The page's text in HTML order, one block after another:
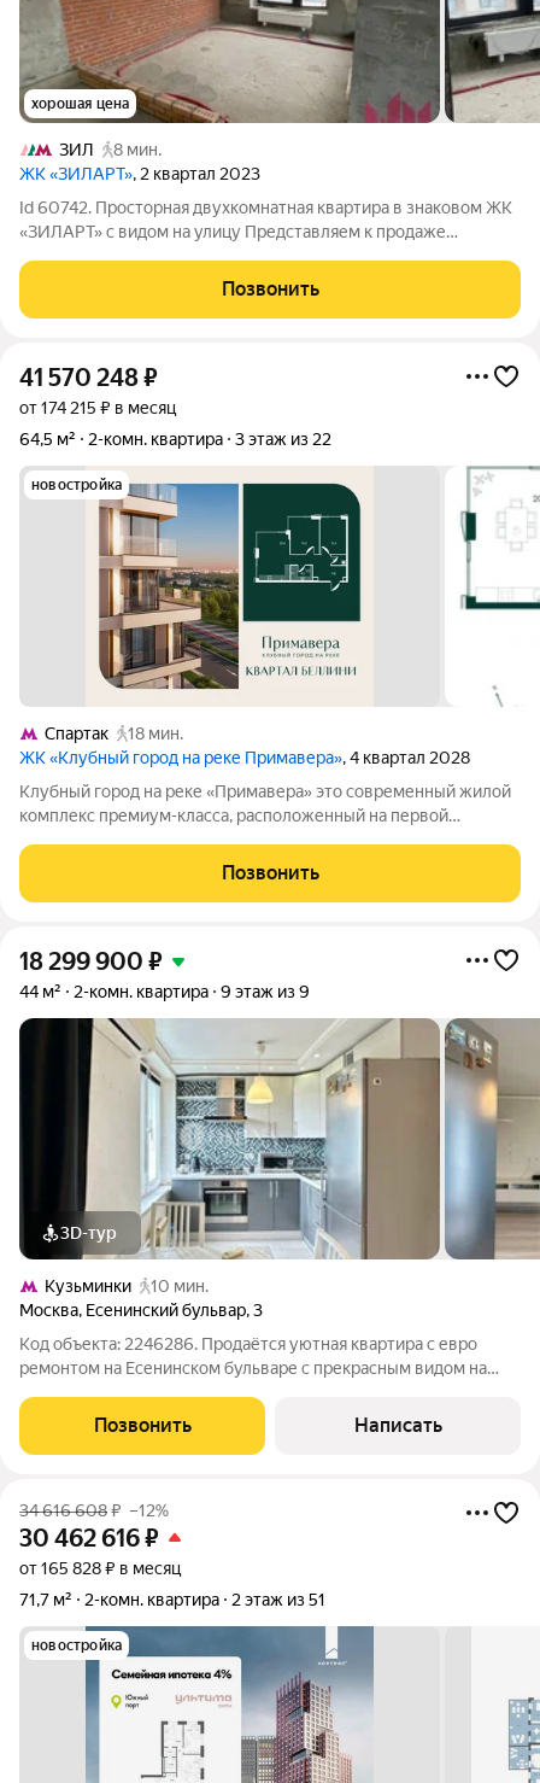
хорошая цена
ЗИЛ
8 мин.
ЖК «ЗИЛАРТ», 2 квартал 2023
Id 60742. Просторная двухкомнатная квартира в знаковом ЖК
«ЗИЛАРТ» с видом на улицу Представляем к продаже
одном из самых технологичных жилых комплексов Москвы.
Объект расположен в доме 2023
Позвонить
41 570 248₽
от 174 215 ₽ в месяц
64,5 м²
2-комн. квартира 3 этаж из 22
новостройка
Спартак
18 мин.
ЖК «Клубный город на реке Примавера», 4 квартал 2028
Клубный город на реке «Примавера» это современный жилой
комплекс премиум-класса, расположенный на первой
Покровское-Стрешнево. Под панорамными окнами квартир
находится собственный экопарк с
Позвонить
18 299 900 ₽
44 м² 2-комн. квартира 9 этаж из 9
3D-тур
Кузьминки
10 мин.
Москва, Есенинский бульвар,3
Код объекта: 2246286. Продаётся уютная квартира с евро
ремонтом на Есенинском бульваре с прекрасным видом на
окон и застеклённого балкона открывается красивый вид на
территорию, утопающую в
Позвонить Написать
34 616 608₽ –12%
30 462 616₽
от 165 828 ₽ в месяц
71,7 м²
2-комн. квартира 2 этаж из 51
новостройка